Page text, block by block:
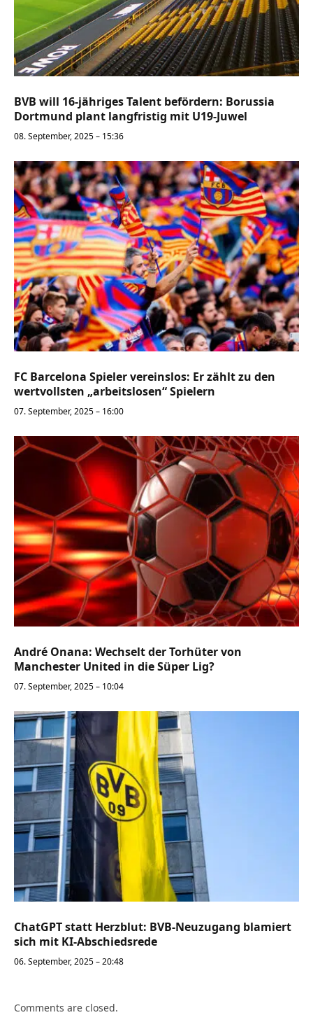
BVB will 16-jähriges Talent befördern: Borussia
Dortmund plant langfristig mit U19-Juwel
08. September, 2025 – 15:36
FC Barcelona Spieler vereinslos: Er zählt zu den
wertvollsten „arbeitslosen“ Spielern
07. September, 2025 – 16:00
André Onana: Wechselt der Torhüter von
Manchester United in die Süper Lig?
07. September, 2025 – 10:04
ChatGPT statt Herzblut: BVB-Neuzugang blamiert
sich mit KI-Abschiedsrede
06. September, 2025 – 20:48
Comments are closed.